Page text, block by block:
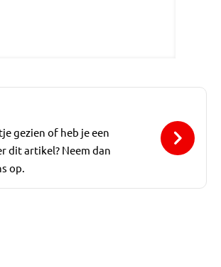
gezien of heb je een
dit artikel? Neem dan
op.